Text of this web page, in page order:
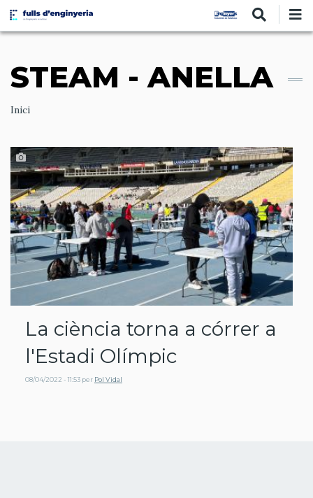
Vés
contingut
STEAM - ANELLA
Ruta
navegació
Inici
La ciència torna a córrer a
l'Estadi Olímpic
08/04/2022 - 11:53 per Pol Vidal